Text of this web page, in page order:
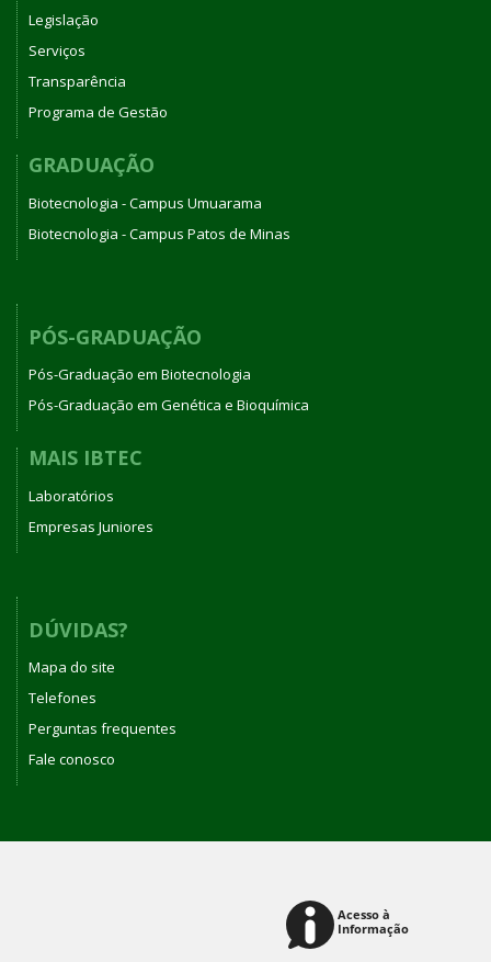
Legislação
Serviços
Transparência
Programa de Gestão
GRADUAÇÃO
Biotecnologia - Campus Umuarama
Biotecnologia - Campus Patos de Minas
PÓS-GRADUAÇÃO
Pós-Graduação em Biotecnologia
Pós-Graduação em Genética e Bioquímica
MAIS IBTEC
Laboratórios
Empresas Juniores
DÚVIDAS?
Mapa do site
Telefones
Perguntas frequentes
Fale conosco